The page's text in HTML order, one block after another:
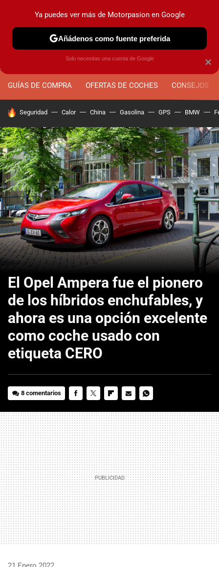
GUÍAS DE COMPRA OFERTAS DE COCHES CONSEJOS
HOY SE HABLA DE
Seguridad Calor China Gasolina GPS BMW
El Opel Ampera fue el pionero
de los híbridos enchufables, y
ahora es una opción excelente
como coche usado con
etiqueta CERO
8 comentarios
MAIL
×
Ya puedes ver más de Motorpasion en Google
Añádenos como fuente preferida
Solo necesitas una cuenta de Google